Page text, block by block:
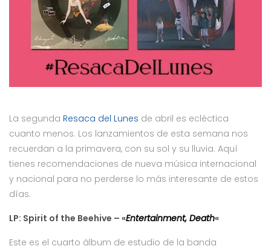
La segunda Resaca del Lunes de abril es ecléctica
cuanto menos. Los lanzamientos de esta semana nos
recuerdan a la primavera, con su sol y su lluvia. Aquí
tienes recomendaciones de nueva música internacional
y nacional para no perderse lo más interesante de estos
días.
LP: Spirit of the Beehive – «Entertainment, Death«
Este es el cuarto álbum de estudio de la banda